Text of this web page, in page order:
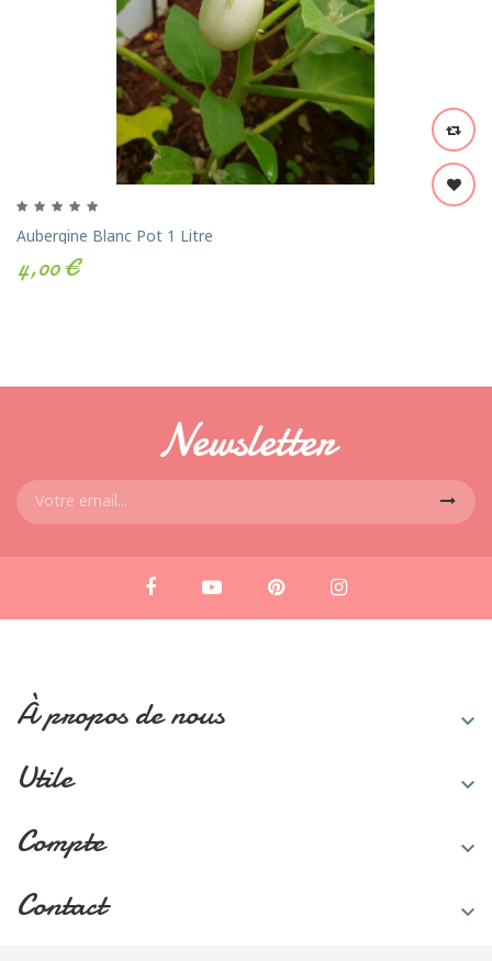
Aubergine Blanc Pot 1 Litre
4,00 €
Newsletter
À propos de nous 
Utile 
Compte 
Contact 